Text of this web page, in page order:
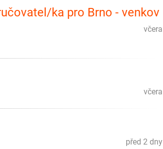
ka pro Brno - venkov
včera
včera
před 2 dny